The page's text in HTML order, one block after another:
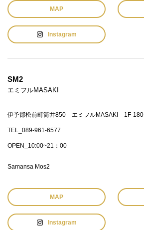
MAP
Instagram
SM2
エミフルMASAKI
伊予郡松前町筒井850 エミフルMASAKI 1F-180
TEL_089-961-6577
OPEN_10:00~21：00
Samansa Mos2
MAP
Instagram